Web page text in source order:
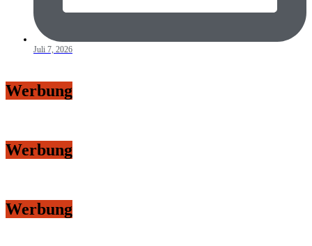
Juli 7, 2026
Werbung
Werbung
Werbung